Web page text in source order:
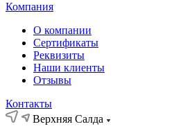
Компания
О компании
Сертификаты
Реквизиты
Наши клиенты
Отзывы
Контакты
Верхняя Салда